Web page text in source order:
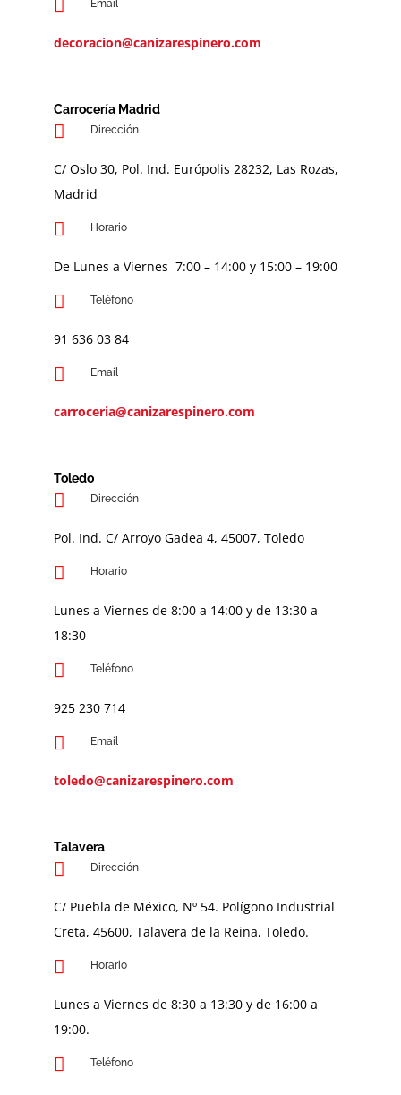
Email
decoracion@canizarespinero.com
Carrocería Madrid
Dirección
C/ Oslo 30, Pol. Ind. Európolis 28232, Las Rozas,
Madrid
Horario
De Lunes a Viernes 7:00 – 14:00 y 15:00 – 19:00
Teléfono
91 636 03 84
Email
carroceria@canizarespinero.com
Toledo
Dirección
Pol. Ind. C/ Arroyo Gadea 4, 45007, Toledo
Horario
Lunes a Viernes de 8:00 a 14:00 y de 13:30 a
18:30
Teléfono
925 230 714
Email
toledo@canizarespinero.com
Talavera
Dirección
C/ Puebla de México, Nº 54. Polígono Industrial
Creta, 45600, Talavera de la Reina, Toledo.
Horario
Lunes a Viernes de 8:30 a 13:30 y de 16:00 a
19:00.
Teléfono